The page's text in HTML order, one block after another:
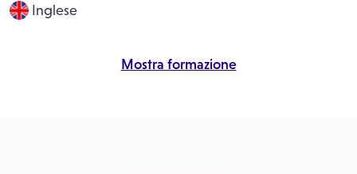
Inglese
Mostra formazione